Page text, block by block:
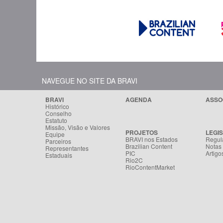
NAVEGUE NO SITE DA BRAVI
BRAVI
Histórico
Conselho
Estatuto
Missão, Visão e Valores
Equipe
Parceiros
Representantes
Estaduais
AGENDA
PROJETOS
BRAVI nos Estados
Brazilian Content
PIC
Rio2C
RioContentMarket
Notas